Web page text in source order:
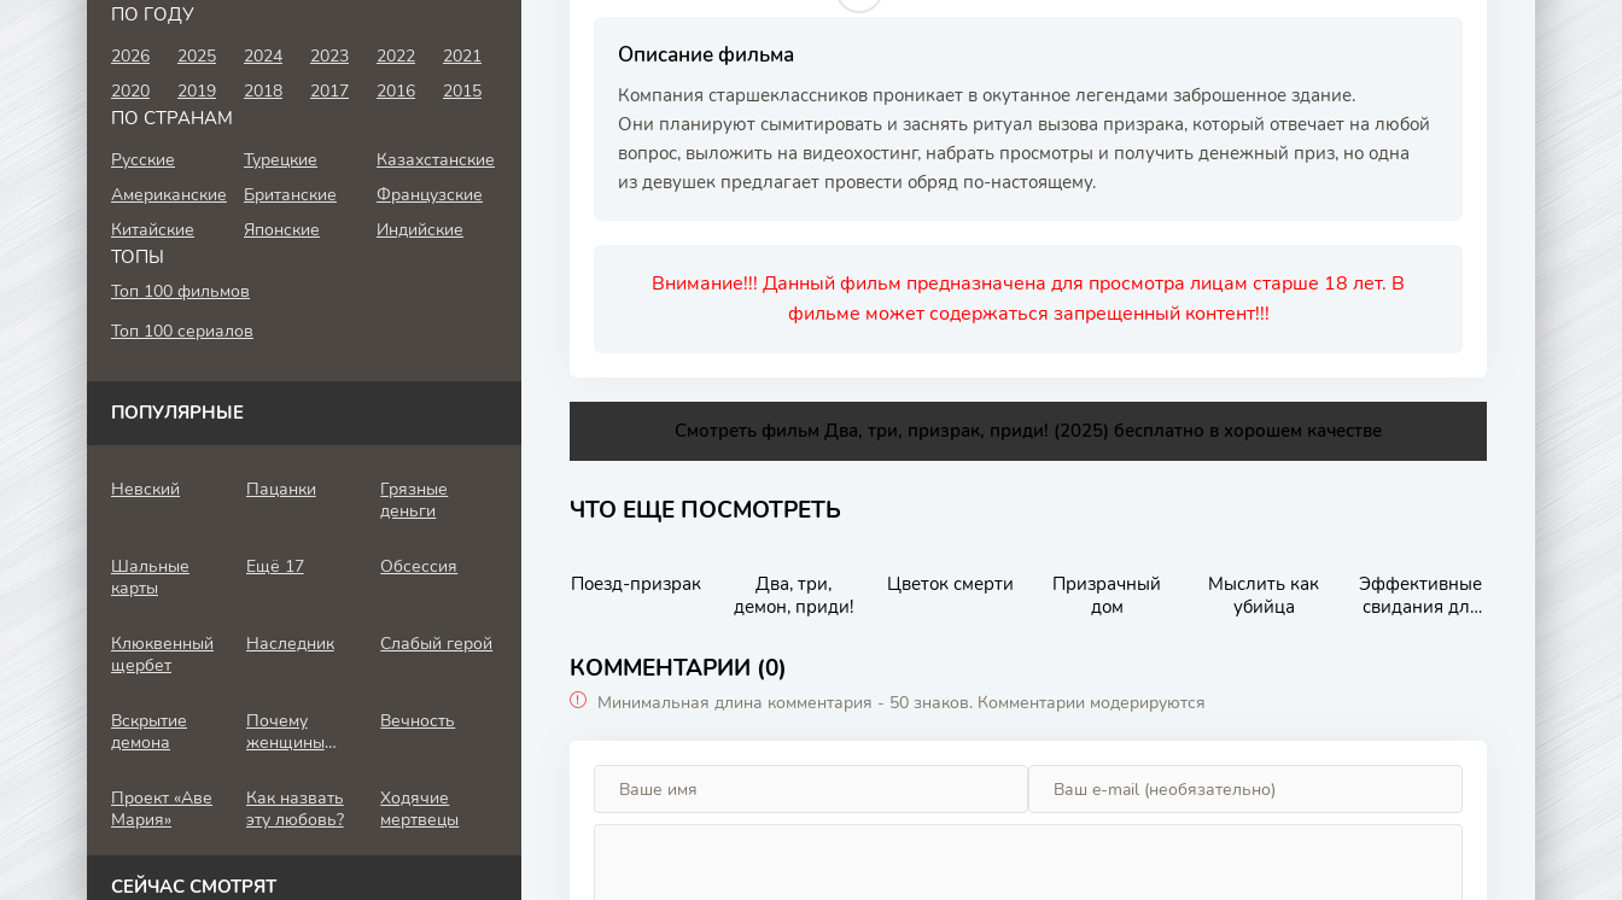
Описание фильма
Компания старшеклассников проникает в окутанное легендами заброшенное здание.
Они планируют сымитировать и заснять ритуал вызова призрака, который отвечает на любой
вопрос, выложить на видеохостинг, набрать просмотры и получить денежный приз, но одна
из девушек предлагает провести обряд по-настоящему.
Внимание!!! Данный фильм предназначена для просмотра лицам старше 18 лет. В
фильме может содержаться запрещенный контент!!!
Смотреть фильм Два, три, призрак, приди! (2025) бесплатно в хорошем качестве
ЧТО ЕЩЕ ПОСМОТРЕТЬ
Поезд-призрак
Два, три,
демон, приди!
Цветок смерти
Призрачный
дом
Мыслить как
убийца
Эффективные
свидания для
КОММЕНТАРИИ (0)
Минимальная длина комментария - 50 знаков. Комментарии модерируются
ПО ГОДУ
2026 2025 2024 2023 2022
2021
2020
2019 2018 2017 2016 2015
ПО СТРАНАМ
Русские Турецкие
Казахстанские
Американские
Британские
Французские
Китайские
Японские Индийские
ТОПЫ
Топ 100 фильмов
Топ 100 сериалов
ПОПУЛЯРНЫЕ
Невский Пацанки
Грязные
деньги
Шальные
карты
Ещё 17 Обсессия
Клюквенный
щербет
Наследник Слабый герой
Вскрытие
демона
Почему
женщины
Вечность
Проект «Аве
Мария»
Как назвать
эту любовь?
Ходячие
мертвецы
СЕЙЧАС СМОТРЯТ